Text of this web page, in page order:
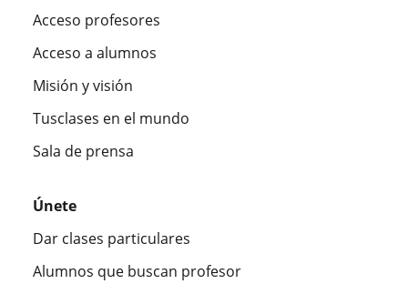
Acceso profesores
Acceso a alumnos
Misión y visión
Tusclases en el mundo
Sala de prensa
Únete
Dar clases particulares
Alumnos que buscan profesor